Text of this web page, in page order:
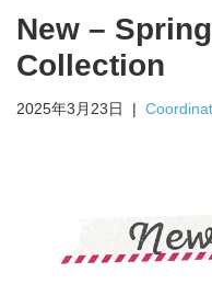
ス
キ
プ
New –
Collection
2025年3月23日